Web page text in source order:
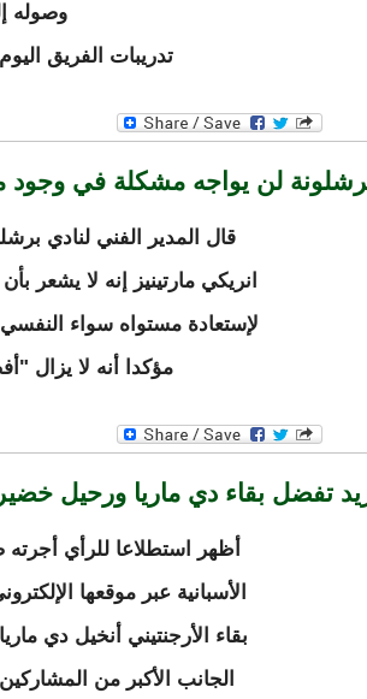
وصوله
تدريبات الفريق
لن يواجه مشكلة في وجود
قال المدير الفني لنادي
انريكي مارتينيز إنه لا يشعر
لإستعادة مستواه سواء النفسي
مؤكدا أنه لا يزال
تفضل بقاء دي ماريا ورحيل
أظهر استطلاعا للرأي أجرته
الأسبانية عبر موقعها
بقاء الأرجنتيني أنخيل دي
الجانب الأكبر من